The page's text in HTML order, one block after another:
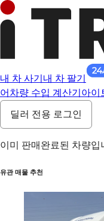
내 차 사기 내 차 팔기
어 차량 수입 계산기 아이
딜러 전용 로그인
이미 판매완료된 차량입
유관 매물 추천